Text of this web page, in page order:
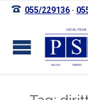
 055/229136 -